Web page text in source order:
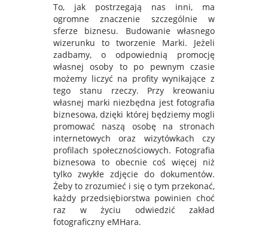
To, jak postrzegają nas inni, ma
ogromne znaczenie szczególnie w
sferze biznesu. Budowanie własnego
wizerunku to tworzenie Marki. Jeżeli
zadbamy, o odpowiednią promocję
własnej osoby to po pewnym czasie
możemy liczyć na profity wynikające z
tego stanu rzeczy. Przy kreowaniu
własnej marki niezbędna jest fotografia
biznesowa, dzięki której będziemy mogli
promować naszą osobę na stronach
internetowych oraz wizytówkach czy
profilach społecznościowych. Fotografia
biznesowa to obecnie coś więcej niż
tylko zwykłe zdjęcie do dokumentów.
Żeby to zrozumieć i się o tym przekonać,
każdy przedsiębiorstwa powinien choć
raz w życiu odwiedzić zakład
fotograficzny eMHara.